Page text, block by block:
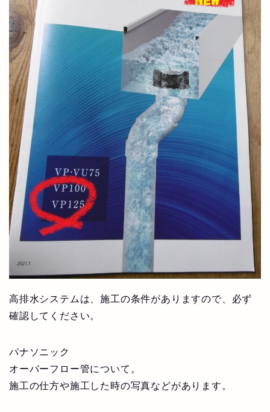
高排水システムは、施工の条件がありますので、必ず
確認してください。
パナソニック
オーバーフロー管について。
施工の仕方や施工した時の写真などがあります。